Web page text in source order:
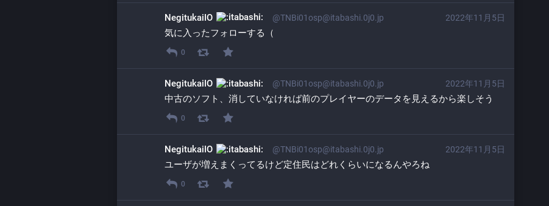
2022年11月5日
NegitukaiIO @TNBi01osp@itabashi.0j0.jp
気に入ったフォローする（
0
2022年11月5日
NegitukaiIO @TNBi01osp@itabashi.0j0.jp
中古のソフト、消していなければ前のプレイヤーのデータを見えるから楽しそう
0
2022年11月5日
NegitukaiIO @TNBi01osp@itabashi.0j0.jp
ユーザが増えまくってるけど定住民はどれくらいになるんやろね
0